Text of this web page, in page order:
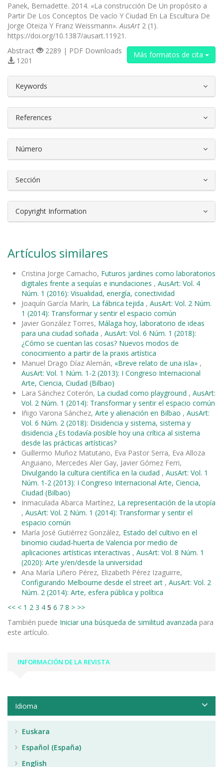
Panek, Bernadette. 2014. «La construcción De Un propósito a
Partir De Los Conceptos De vacío Y Ciudad En La Escultura De
Jorge Oteiza Y Franz Weissmann». AusArt 2 (1).
https://doi.org/10.1387/ausart.11921.
Más formatos de cita
Abstract
2289 | PDF Downloads
1201
Keywords
References
Número
Sección
Copyright Information
Artículos similares
Cristina Jorge Camacho, Futuros jardines como laboratorios
digitales frente a sequías e inundaciones , AusArt: Vol. 4
Núm. 1 (2016): Visualidad, energía, conectividad
Joaquín García Marín, La fábrica tejida , AusArt: Vol. 2 Núm.
1 (2014): Transformar y sentir el espacio común
Javier González Torres, Málaga hoy, laboratorio de ideas
para una ciudad soñada , AusArt: Vol. 6 Núm. 1 (2018):
¿Cómo se cuentan las cosas? Nuevos modos de
conocimiento a partir de la praxis artística
Manuel Drago Díaz Alemán, «Breve relato de una isla» ,
AusArt: Vol. 1 Núm. 1-2 (2013): I Congreso Internacional
Arte, Ciencia, Ciudad (Bilbao)
Lara Sánchez Coterón, La ciudad como playground , AusArt:
Vol. 2 Núm. 1 (2014): Transformar y sentir el espacio común
Iñigo Varona Sánchez, Arte y alienación en Bilbao , AusArt:
Vol. 6 Núm. 2 (2018): Disidencia y sistema, sistema y
disidencia ¿Es todavía posible hoy una crítica al sistema
desde las prácticas artísticas?
Guillermo Muñoz Matutano, Eva Pastor Serra, Eva Alloza
Anguiano, Mercedes Aler Gay, Javier Gómez Ferri,
Divulgando la cultura científica en la ciudad , AusArt: Vol. 1
Núm. 1-2 (2013): I Congreso Internacional Arte, Ciencia,
Ciudad (Bilbao)
Inmaculada Abarca Martínez, La representación de la utopía
, AusArt: Vol. 2 Núm. 1 (2014): Transformar y sentir el
espacio común
María José Gutiérrez González, Estado del cultivo en el
binomio ciudad-huerta de Valencia por medio de
aplicaciones artísticas interactivas , AusArt: Vol. 8 Núm. 1
(2020): Arte y/en/desde la universidad
Ana María Liñero Pérez, Elizabeth Pérez Izaguirre,
Configurando Melbourne desde el street art , AusArt: Vol. 2
Núm. 2 (2014): Arte, esfera pública y política
<< < 1 2 3 4 5 6 7 8 > >>
También puede Iniciar una búsqueda de similitud avanzada para
este artículo.
INFORMACIÓN DE LA REVISTA
Idioma
Euskara
Español (España)
English